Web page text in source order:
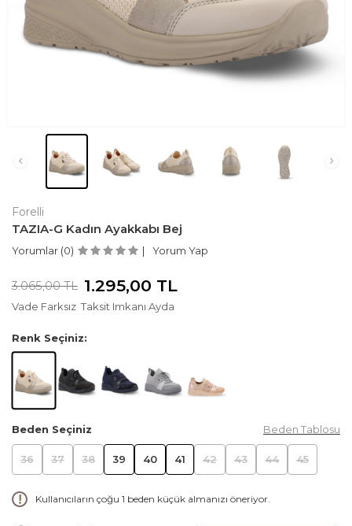
Forelli
TAZIA-G Kadın Ayakkabı Bej
Yorumlar (0) Yorum Yap
3.065,00TL 1.295,00 TL
Vade Farksız Taksit Imkanı Ayda
Renk Seçiniz:
Beden Seçiniz Beden Tablosu
36 37 38 39 40 41 42 43 44 45
Kullanıcıların çoğu 1 beden küçük almanızı öneriyor.